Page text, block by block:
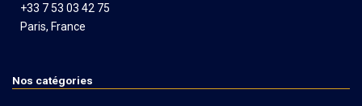
+33 7 53 03 42 75
Paris, France
Nos catégories